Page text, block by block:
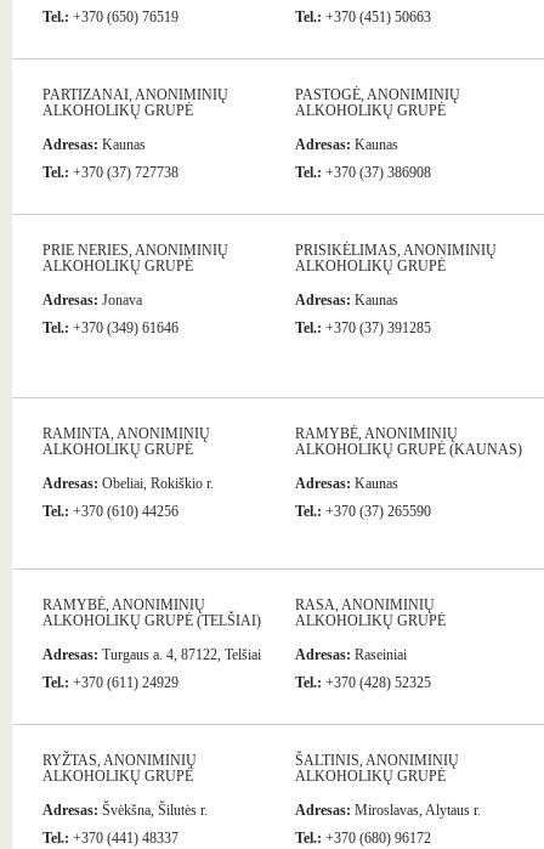
Tel.: +370 (650) 76519 Tel.: +370 (451) 50663
PARTIZANAI, ANONIMINIŲ
ALKOHOLIKŲ GRUPĖ
Adresas: Kaunas
Tel.: +370 (37) 727738
PASTOGĖ, ANONIMINIŲ
ALKOHOLIKŲ GRUPĖ
Adresas: Kaunas
Tel.: +370 (37) 386908
PRIE NERIES, ANONIMINIŲ
ALKOHOLIKŲ GRUPĖ
Adresas: Jonava
Tel.: +370 (349) 61646
PRISIKĖLIMAS, ANONIMINIŲ
ALKOHOLIKŲ GRUPĖ
Adresas: Kaunas
Tel.: +370 (37) 391285
RAMINTA, ANONIMINIŲ
ALKOHOLIKŲ GRUPĖ
Adresas: Obeliai, Rokiškio r.
Tel.: +370 (610) 44256
RAMYBĖ, ANONIMINIŲ
ALKOHOLIKŲ GRUPĖ (KAUNAS)
Adresas: Kaunas
Tel.: +370 (37) 265590
RAMYBĖ, ANONIMINIŲ
ALKOHOLIKŲ GRUPĖ (TELŠIAI)
Adresas: Turgaus a. 4, 87122, Telšiai
Tel.: +370 (611) 24929
RASA, ANONIMINIŲ
ALKOHOLIKŲ GRUPĖ
Adresas: Raseiniai
Tel.: +370 (428) 52325
RYŽTAS, ANONIMINIŲ
ALKOHOLIKŲ GRUPĖ
Adresas: Švėkšna, Šilutės r.
Tel.: +370 (441) 48337
ŠALTINIS, ANONIMINIŲ
ALKOHOLIKŲ GRUPĖ
Adresas: Miroslavas, Alytaus r.
Tel.: +370 (680) 96172